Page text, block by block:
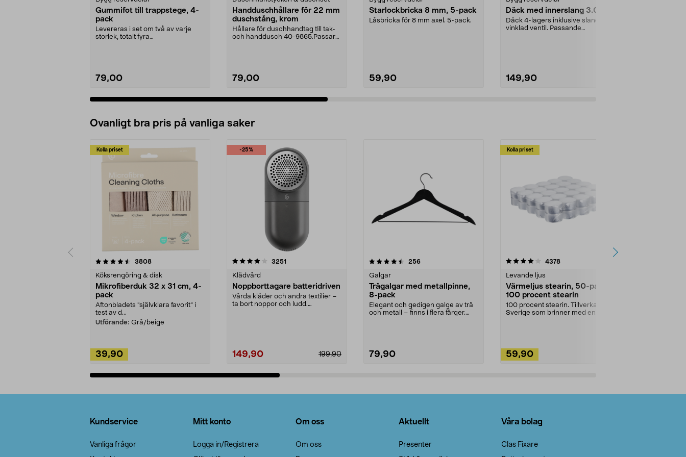
Gummifot till trappstege, 4-
pack
Levereras i set om två av varje
storlek, totalt fyra
79,00
Handduschhållare för 22 mm
duschstång, krom
Hållare för duschhandtag till tak-
och handdusch 40-9865.Passar
79,00
Starlockbricka 8 mm, 5-pack
Låsbricka för 8 mm axel. 5-pack.
59,90
Däck med innerslang 3.00-4
Däck 4-lagers inklusive slang med
vinklad ventil. Passande
149,90
Ovanligt bra pris på vanliga saker
Kolla priset
3808recensioner
Köksrengöring & disk
Mikrofiberduk 32 x 31 cm, 4-
pack
Aftonbladets "självklara favorit” i
test av d...
Utförande: Grå/beige
39,90
-25%
4.0av 5 stjärnor 3251
Klädvård
Noppborttagare batteridriven
Vårda kläder och andra textilier –
ta bort noppor och ludd.
199,90
149,90
4.5av 5 stjärnor 256recensioner
Galgar
Trägalgar med metallpinne,
8-pack
Elegant och gedigen galge av trä
och metall – finns i flera färger.
79,90
Kolla priset
4.0av 5 stjärnor 4378recensioner
Levande ljus
Värmeljus stearin, 50-pack,
100 procent stearin
100 procent stearin. Tillverkade i
Sverige som brinner med en
59,90
4.5av 5 stjärnor
Kundservice
Vanliga frågor
Mitt konto
Logga in/Registrera
Om oss
Om oss
Aktuellt
Presenter
Våra bolag
Clas Fixare